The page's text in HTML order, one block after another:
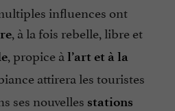
influences ont
, à la fois rebelle, libre et
, propice à l’art et à la
attirera les touristes
ses nouvelles stations